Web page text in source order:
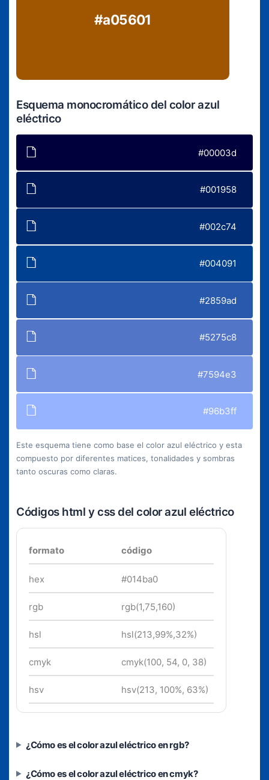
#a05601
Esquema monocromático del color azul
eléctrico
#00003d
#001958
#002c74
#004091
#2859ad
#5275c8
#7594e3
#96b3ff
Este esquema tiene como base el color azul eléctrico y esta
compuesto por diferentes matices, tonalidades y sombras
tanto oscuras como claras.
Códigos html y css del color azul eléctrico
formato código
hex #014ba0
rgb rgb(1,75,160)
hsl hsl(213,99%,32%)
cmyk cmyk(100, 54, 0, 38)
hsv hsv(213, 100%, 63%)
¿Cómo es el color azul eléctrico en rgb?
¿Cómo es el color azul eléctrico en cmyk?